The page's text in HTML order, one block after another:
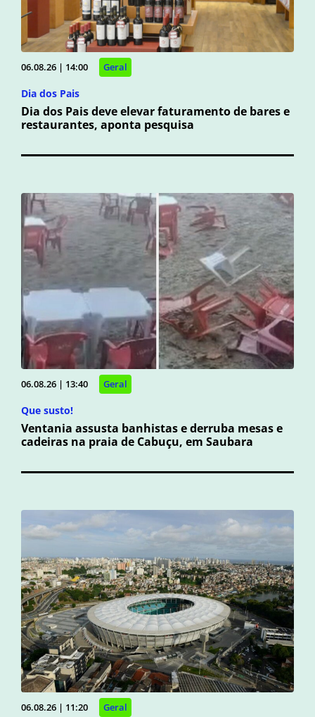
06.08.26 | 14:00 Geral
Dia dos Pais
Dia dos Pais deve elevar faturamento de bares e
restaurantes, aponta pesquisa
06.08.26 | 13:40 Geral
Que susto!
Ventania assusta banhistas e derruba mesas e
cadeiras na praia de Cabuçu, em Saubara
06.08.26 | 11:20 Geral